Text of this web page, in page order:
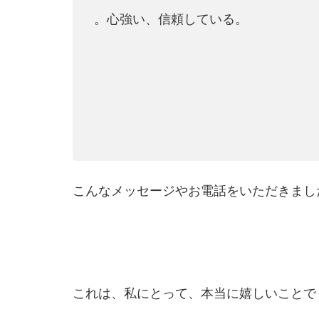
。心強い、信頼している。
こんなメッセージやお電話をいただきま
これは、私にとって、本当に嬉しいことで